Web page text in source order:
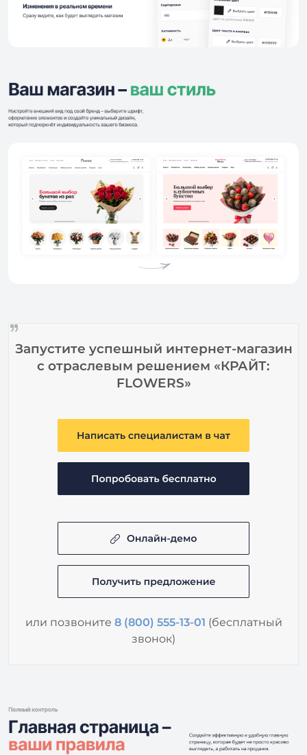
Запустите успешный интернет-магазин
с отраслевым решением «КРАЙТ:
FLOWERS»
или позвоните 8 (800) 555-13-01 (бесплатный
звонок)